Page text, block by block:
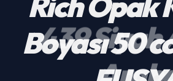
439 Siyah